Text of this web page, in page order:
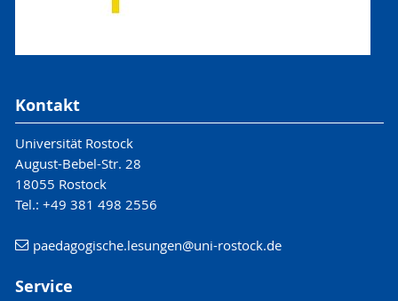
Kontakt
Universität Rostock
August-Bebel-Str. 28
18055 Rostock
Tel.: +49 381 498 2556
paedagogische.lesungen@uni-rostock.de
Service